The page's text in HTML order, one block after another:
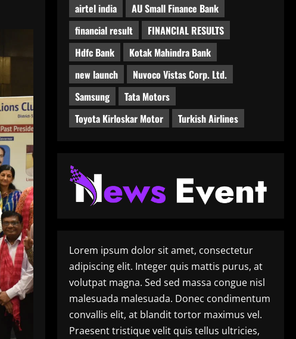
airtel india
AU Small Finance Bank
financial result
FINANCIAL RESULTS
Hdfc Bank
Kotak Mahindra Bank
new launch
Nuvoco Vistas Corp. Ltd.
Samsung
Tata Motors
Toyota Kirloskar Motor
Turkish Airlines
Lorem ipsum dolor sit amet, consectetur
adipiscing elit. Integer quis mattis purus, at
volutpat magna. Sed sed massa congue nisl
malesuada malesuada. Donec condimentum
convallis elit, at blandit tortor maximus vel.
Praesent tristique velit quis tellus ultricies,